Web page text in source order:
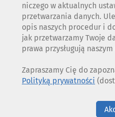
niczego w aktualnych
przetwarzania danych.
opis naszych procedur i
jak przetwarzamy Twoje
prawa przysługują
Zapraszamy Cię do
Polityką prywatności